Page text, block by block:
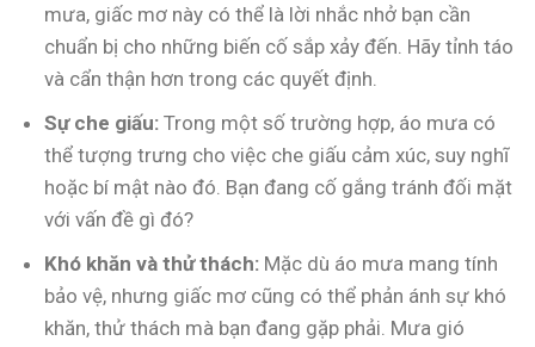
mưa, giấc mơ này có thể là lời nhắc nhở bạn cần
chuẩn bị cho những biến cố sắp xảy đến. Hãy tỉnh táo
và cẩn thận hơn trong các quyết định.
Sự che giấu: Trong một số trường hợp, áo mưa có
thể tượng trưng cho việc che giấu cảm xúc, suy nghĩ
hoặc bí mật nào đó. Bạn đang cố gắng tránh đối mặt
với vấn đề gì đó?
Khó khăn và thử thách: Mặc dù áo mưa mang tính
bảo vệ, nhưng giấc mơ cũng có thể phản ánh sự khó
khăn, thử thách mà bạn đang gặp phải. Mưa gió